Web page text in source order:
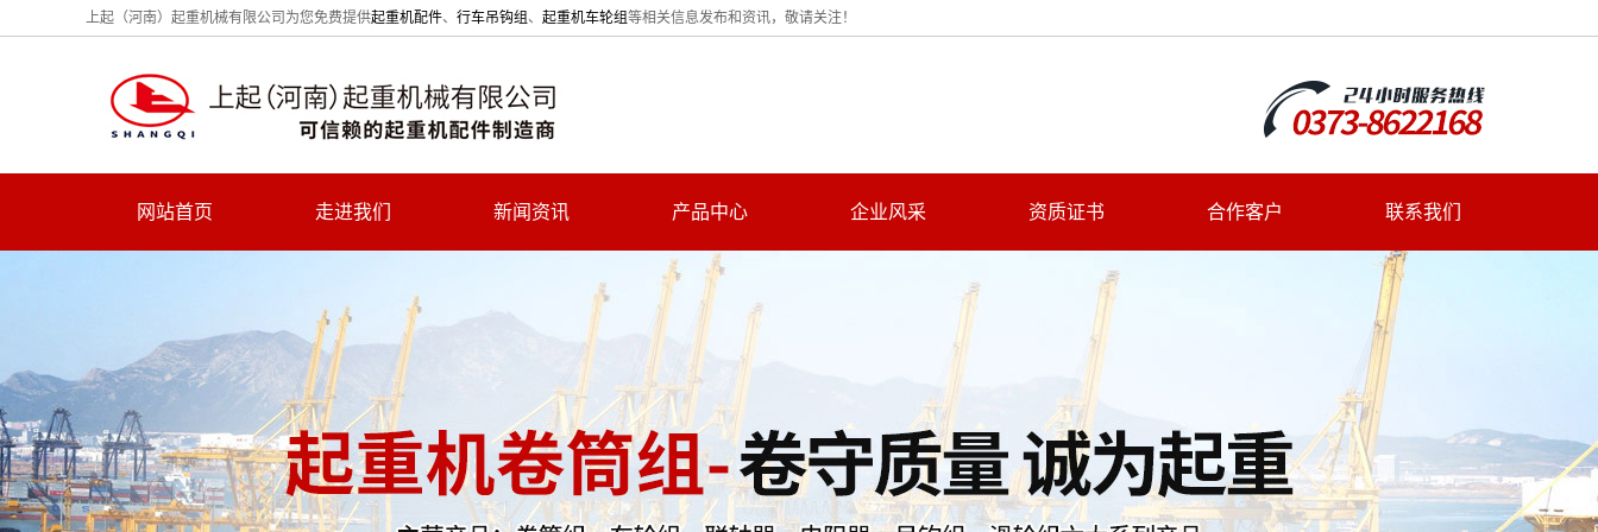
上起（河南）起重机械有限公司为您免费提供起重机配件、 行车吊钩组 、 起重机车轮组等相关信息发布和资讯，敬请关注！
网站首页 走进我们 新闻资讯 产品中心 企业风采 资质证书 合作客户 联系我们